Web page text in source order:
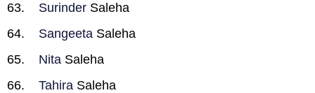
Surinder Saleha
Sangeeta Saleha
Nita Saleha
Tahira Saleha